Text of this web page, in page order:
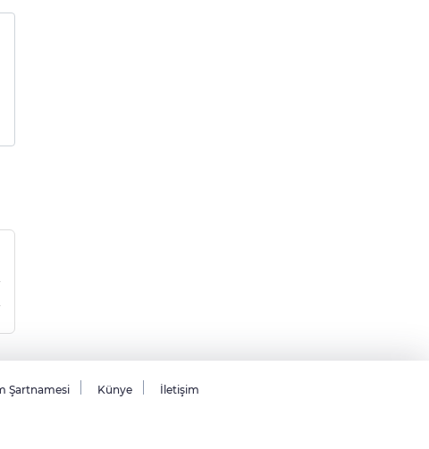
Şartnamesi Künye İletişim